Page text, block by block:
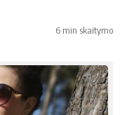
6 min skaitymo